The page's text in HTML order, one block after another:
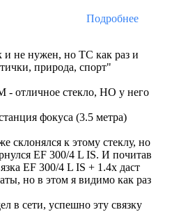
Подробнее
не нужен, но ТС как раз и
природа, спорт"
- отличное стекло, НО у него
фокуса (3.5 метра)
склонялся к этому стеклу, но
EF 300/4 L IS. И почитав
EF 300/4 L IS + 1.4х даст
но в этом я видимо как раз
в сети, успешно эту связку